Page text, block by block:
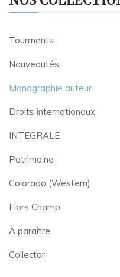
Tourments
Nouveautés
Monographie auteur
Droits internationaux
INTEGRALE
Patrimoine
Colorado (Western)
Hors Champ
À paraître
Collector